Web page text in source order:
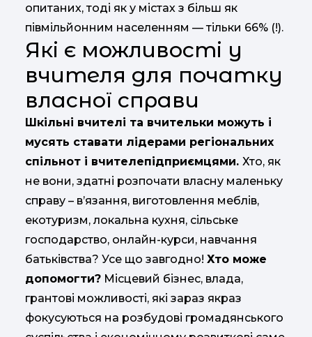
опитаних, тоді як у містах з більш як
півмільйонним населенням — тільки 66% (!).
Які є можливості у
вчителя для початку
власної справи
Шкільні вчителі та вчительки можуть і
мусять ставати лідерами регіональних
спільнот і вчителепідприємцями. Хто, як
не вони, здатні розпочати власну маленьку
справу – в’язання, виготовлення меблів,
екотуризм, локальна кухня, сільське
господарство, онлайн-курси, навчання
батьківства? Усе що завгодно! Хто може
допомогти? Місцевий бізнес, влада,
грантові можливості, які зараз якраз
фокусуються на розбудові громадянського